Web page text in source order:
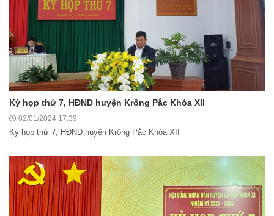
Kỳ họp thứ 7, HĐND huyện Krông Pắc Khóa XII
02/01/2024 17:39
Kỳ họp thứ 7, HĐND huyện Krông Pắc Khóa XII